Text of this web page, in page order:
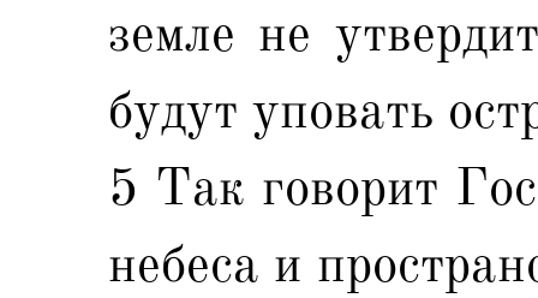
земле не
будут уповать
5 Так говорит
небеса и